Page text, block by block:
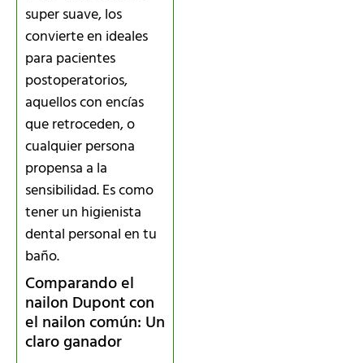
super suave, los
convierte en ideales
para pacientes
postoperatorios,
aquellos con encías
que retroceden, o
cualquier persona
propensa a la
sensibilidad. Es como
tener un higienista
dental personal en tu
baño.
Comparando el
nailon Dupont con
el nailon común: Un
claro ganador